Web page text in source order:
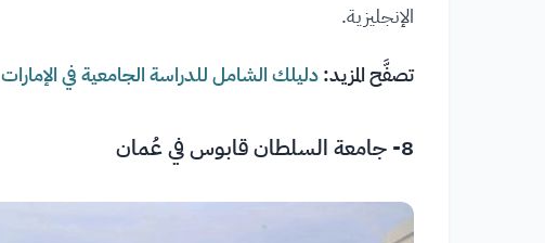
الإنجليزية.
تصفَّح المزيد:دليلك الشامل للدراسة الجامعية في الإمارات
8- جامعة السلطان قابوس في عُمان